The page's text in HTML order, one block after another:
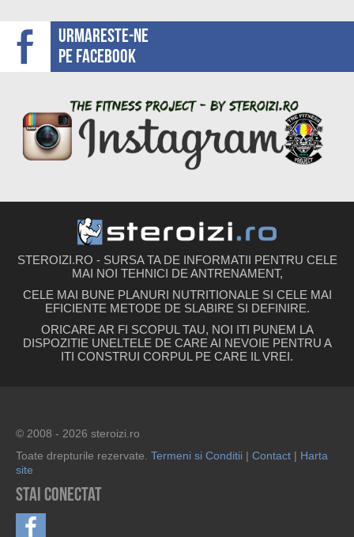
Urmareste-ne
pe facebook
STEROIZI.RO - SURSA TA DE INFORMATII PENTRU CELE
MAI NOI TEHNICI DE ANTRENAMENT,
CELE MAI BUNE PLANURI NUTRITIONALE SI CELE MAI
EFICIENTE METODE DE SLABIRE SI DEFINIRE.
ORICARE AR FI SCOPUL TAU, NOI ITI PUNEM LA
DISPOZITIE UNELTELE DE CARE AI NEVOIE PENTRU A
ITI CONSTRUI CORPUL PE CARE IL VREI.
© 2008 - 2026 steroizi.ro
Toate drepturile rezervate. Termeni si Conditii | Contact | Harta
site
Stai conectat